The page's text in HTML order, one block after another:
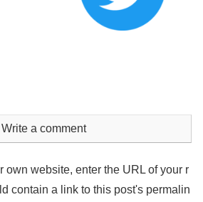
Write a comment
own website, enter the URL of your r
contain a link to this post's permalin